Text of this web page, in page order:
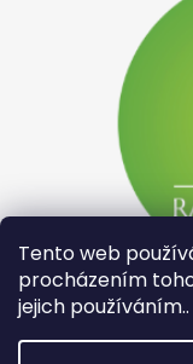
Tento web
procházením
jejich